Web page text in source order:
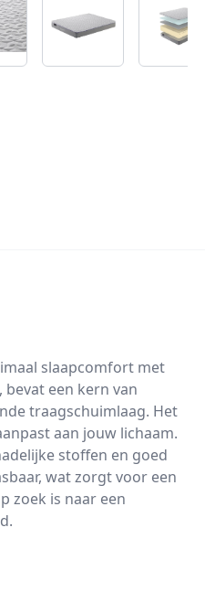
slaapcomfort met
een kern van
traagschuimlaag. Het
aan jouw lichaam.
stoffen en goed
wat zorgt voor een
zoek is naar een